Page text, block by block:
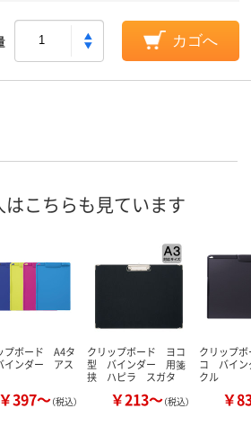
カゴへ
こちらも見ています
プボード A4タ
ンダー アス
￥397～（税込）
クリップボード ヨコ
型 バインダー 用箋
挟 ハピラ スガタ
￥213～（税込）
クリップ
コ バイ
クル
￥